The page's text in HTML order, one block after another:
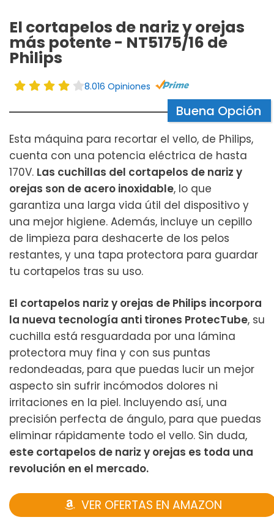
El cortapelos de nariz y orejas
más potente - NT5175/16 de
Philips
8.016 Opiniones
Buena Opción
Esta máquina para recortar el vello, de Philips,
cuenta con una potencia eléctrica de hasta
170V. Las cuchillas del cortapelos de nariz y
orejas son de acero inoxidable, lo que
garantiza una larga vida útil del dispositivo y
una mejor higiene. Además, incluye un cepillo
de limpieza para deshacerte de los pelos
restantes, y una tapa protectora para guardar
tu cortapelos tras su uso.
El cortapelos nariz y orejas de Philips incorpora
la nueva tecnología anti tirones ProtecTube, su
cuchilla está resguardada por una lámina
protectora muy fina y con sus puntas
redondeadas, para que puedas lucir un mejor
aspecto sin sufrir incómodos dolores ni
irritaciones en la piel. Incluyendo así, una
precisión perfecta de ángulo, para que puedas
eliminar rápidamente todo el vello. Sin duda,
este cortapelos de nariz y orejas es toda una
revolución en el mercado.
VER OFERTAS EN AMAZON